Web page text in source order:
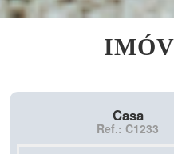
Casa
Ref.: C1233